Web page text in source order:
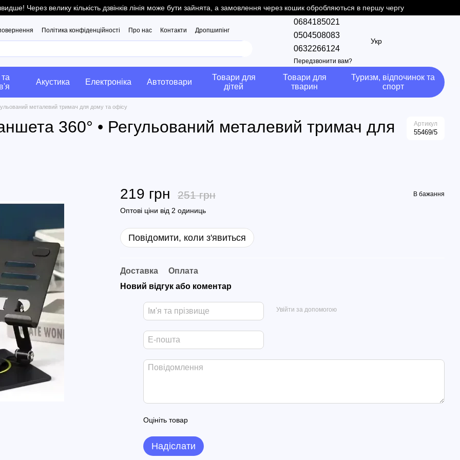
Через велику кількість дзвінків лінія може бути зайнята, а замовлення через кошик обробляються в першу чергу
Політика конфіденційності Про нас Контакти Дропшипінг
0684185021
0504508083
0632266124
Передзвонити вам?
Укр
Акустика Електроніка Автотовари
Товари для
дітей
Товари для
тварин
Туризм, відпочинок та
спорт
металевий тримач для дому та офісу
360° • Регульований металевий тримач для Артикул
55469/5
219 грн 251 грн В бажання
Оптові ціни від 2 одиниць
Повідомити, коли з'явиться
Доставка
Оплата
Новий відгук або коментар
Увійти за допомогою
Оцініть товар
Надіслати